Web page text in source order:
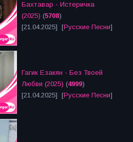
Бахтавар - Истеричка
(2025) (5708)
[21.04.2025] [Русские Песни]
Гагик Езакян - Без Твоей
Любви (2025) (4999)
[21.04.2025] [Русские Песни]